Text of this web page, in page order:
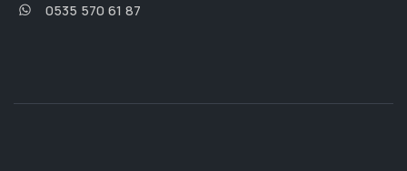
0535 570 61 87